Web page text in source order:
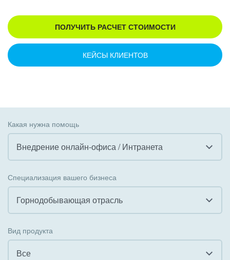
ПОЛУЧИТЬ РАСЧЕТ СТОИМОСТИ
КЕЙСЫ КЛИЕНТОВ
Какая нужна помощь
Внедрение онлайн-офиса / Интранета
Внедрение КЭДО
Интеграция с 1С
Специализация вашего бизнеса
Горнодобывающая отрасль
Вид продукта
Все